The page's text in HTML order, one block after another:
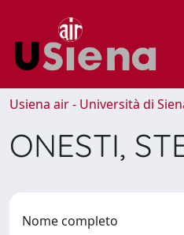
Usiena air - Università di
ONESTI,
Nome completo